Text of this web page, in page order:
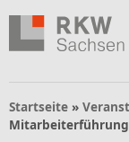
Zum Inhalt
Zur Navigation
Zum Fußbereich
Startseite »